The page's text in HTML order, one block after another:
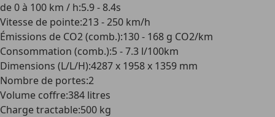
de 0 à 100 km / h:5.9 - 8.4s
Vitesse de pointe:213 - 250 km/h
Émissions de CO2 (comb.):130 - 168 g CO2/km
Consommation (comb.):5 - 7.3 l/100km
Dimensions (L/L/H):4287 x 1958 x 1359 mm
Nombre de portes:2
Volume coffre:384 litres
Charge tractable:500 kg